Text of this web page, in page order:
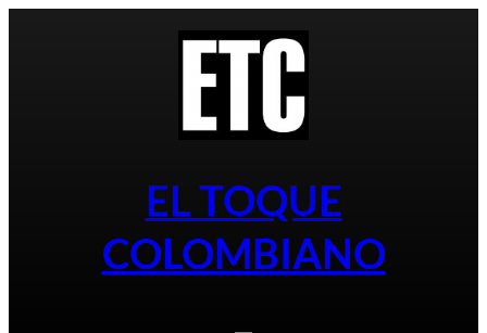
EL TOQUE
COLOMBIANO